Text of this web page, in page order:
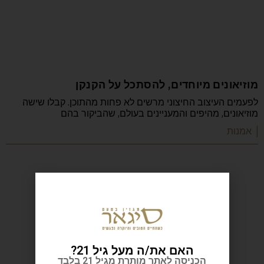
מוזיאונים מיוחדים, להסתכל על הקנקן
לפעמים העיצוב החיצוני מרשים לא פחות מהתוכן. קבלו שישה
מוזיאונים, מהיפים והמעניינים בעולם, שהביקור בהם
| אמנות
האם את/ה מעל גיל 21?
הכניסה לאתר מותרת מגיל 21 בלבד